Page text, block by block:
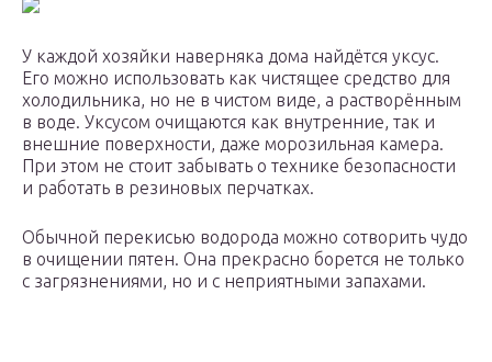
У каждой хозяйки наверняка дома найдётся уксус.
Его можно использовать как чистящее средство для
холодильника, но не в чистом виде, а растворённым
в воде. Уксусом очищаются как внутренние, так и
внешние поверхности, даже морозильная камера.
При этом не стоит забывать о технике безопасности
и работать в резиновых перчатках.
Обычной перекисью водорода можно сотворить чудо
в очищении пятен. Она прекрасно борется не только
с загрязнениями, но и с неприятными запахами.